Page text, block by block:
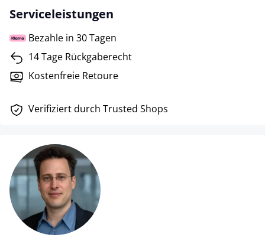
Serviceleistungen
Bezahle in 30 Tagen
14 Tage Rückgaberecht
Kostenfreie Retoure
Verifiziert durch Trusted Shops